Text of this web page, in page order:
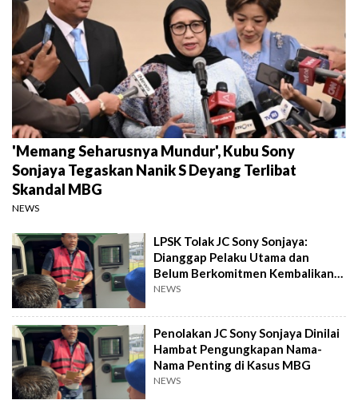
'Memang Seharusnya Mundur', Kubu Sony
Sonjaya Tegaskan Nanik S Deyang Terlibat
Skandal MBG
NEWS
LPSK Tolak JC Sony Sonjaya:
Dianggap Pelaku Utama dan
Belum Berkomitmen Kembalikan
Aset Korupsi MBG
NEWS
Penolakan JC Sony Sonjaya Dinilai
Hambat Pengungkapan Nama-
Nama Penting di Kasus MBG
NEWS